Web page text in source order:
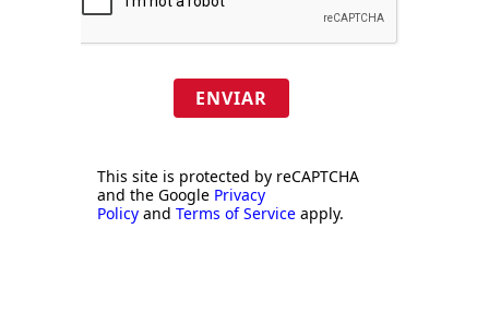
ENVIAR
This site is protected by reCAPTCHA
and the Google Privacy
Policy and Terms of Service apply.